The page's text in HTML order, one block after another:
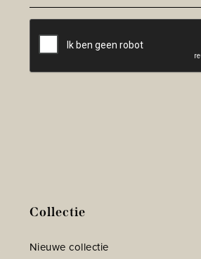
mailadres*
Collectie
Nieuwe collectie